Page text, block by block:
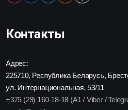
Контакты
Адрес:
225710, Республика Беларусь,
ул. Интернациональная, 53/11
+375 (29) 160-18-18 (A1 / Viber /